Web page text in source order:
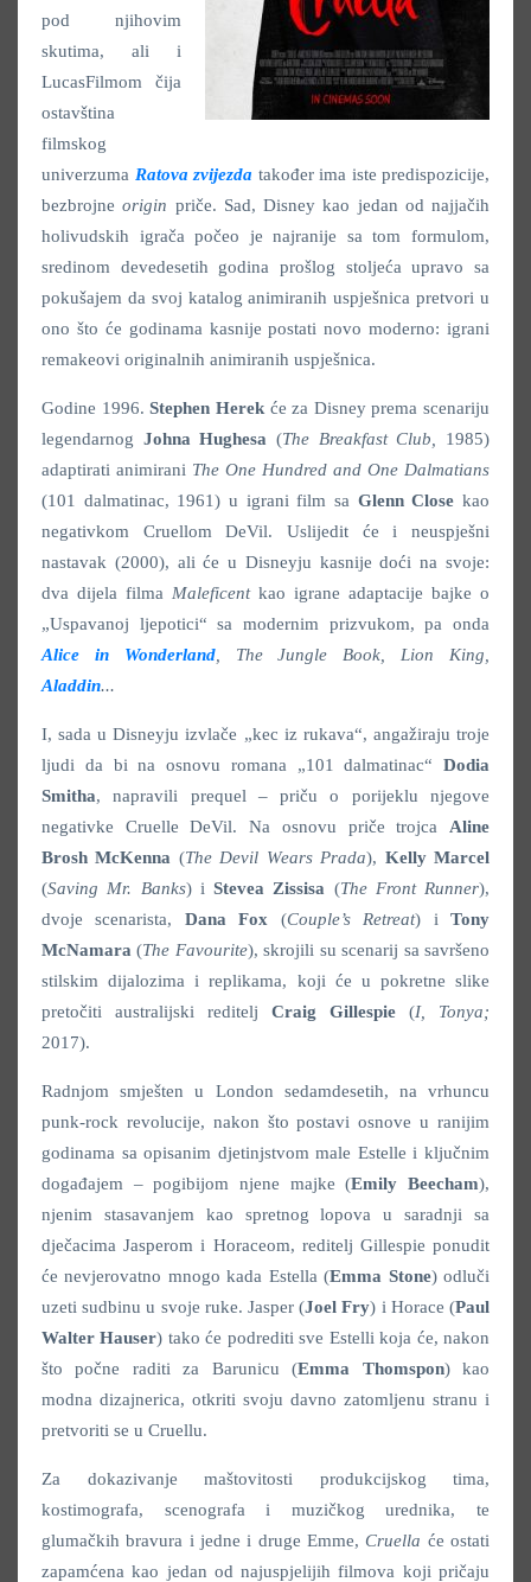
pod njihovim
skutima, ali i
LucasFilmom čija
ostavština
filmskog
univerzuma Ratova zvijezda također ima iste predispozicije,
bezbrojneorigin priče. Sad, Disney kao jedan od najjačih
holivudskih igrača počeo je najranije sa tom formulom,
sredinom devedesetih godina prošlog stoljeća upravo sa
pokušajem da svoj katalog animiranih uspješnica pretvori u
ono što će godinama kasnije postati novo moderno: igrani
remakeovi originalnih animiranih uspješnica.
Godine 1996.Stephen Herekće za Disney prema scenariju
legendarnog Johna Hughesa (The Breakfast Club, 1985)
adaptirati animirani The One Hundred and One Dalmatians
(101 dalmatinac, 1961) u igrani film sa Glenn Close kao
negativkom Cruellom DeVil. Uslijedit će i neuspješni
nastavak (2000), ali će u Disneyju kasnije doći na svoje:
dva dijela filma Maleficent kao igrane adaptacije bajke o
„Uspavanoj ljepotici“ sa modernim prizvukom, pa onda
Alice in Wonderland, The Jungle Book, Lion King,
Aladdin...
I, sada u Disneyju izvlače „kec iz rukava“, angažiraju troje
ljudi da bi na osnovu romana „101 dalmatinac“ Dodia
Smitha, napravili prequel – priču o porijeklu njegove
negativke Cruelle DeVil. Na osnovu priče trojca Aline
Brosh McKenna (The Devil Wears Prada), Kelly Marcel
(Saving Mr. Banks) i Stevea Zissisa (The Front Runner),
dvoje scenarista, Dana Fox (Couple’s Retreat) iTony
McNamara (The Favourite), skrojili su scenarij sa savršeno
stilskim dijalozima i replikama, koji će u pokretne slike
pretočiti australijski reditelj Craig Gillespie (I, Tonya;
2017).
Radnjom smješten u London sedamdesetih, na vrhuncu
punk-rock revolucije, nakon što postavi osnove u ranijim
godinama sa opisanim djetinjstvom male Estelle i ključnim
događajem – pogibijom njene majke (Emily Beecham),
njenim stasavanjem kao spretnog lopova u saradnji sa
dječacima Jasperom i Horaceom, reditelj Gillespie ponudit
će nevjerovatno mnogo kada Estella (Emma Stone) odluči
uzeti sudbinu u svoje ruke. Jasper (Joel Fry) i Horace (Paul
Walter Hauser) tako će podrediti sve Estelli koja će, nakon
što počne raditi za Barunicu (Emma Thomspon) kao
modna dizajnerica, otkriti svoju davno zatomljenu stranu i
pretvoriti se u Cruellu.
Za dokazivanje maštovitosti produkcijskog tima,
kostimografa, scenografa i muzičkog urednika, te
glumačkih bravura i jedne i druge Emme,Cruella će ostati
zapamćena kao jedan od najuspjelijih filmova koji pričaju